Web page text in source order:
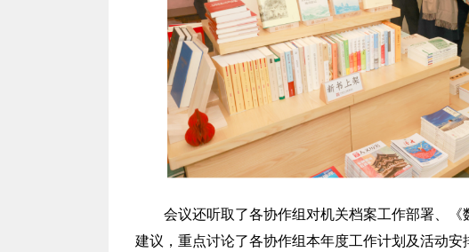
会议还听取了各协作组 对机关档案工作部署、《
建议，重点讨论了各协作组本年度工作计划及活动安